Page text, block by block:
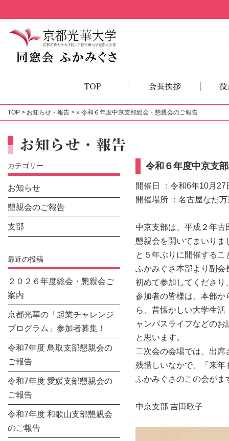
TOP > お知らせ・報告 > » 令和６年度中京支部総会・懇親会のご報告
令和６年度中京支
開催日 ：令和6年10月27
開催場所 ：名古屋なだ
中京支部は、平成２年
懇親会を開いてまいりま
と５年ぶりに開催する
ふかみぐさ本部より副会
初めて参加してくださり
参加者の皆様は、本部か
ら、昔懐かしい大学生
ャンパスライフなどの
と思います。
二次会の会場では、出
残惜しいなかで、「来年
ふかみぐさのこの会がま
中京支部 吉田歌子
カテゴリー
お知らせ
懇親会のご報告
支部
最近の投稿
２０２６年度総会・懇親会ご
案内
京都光華の「起業チャレンジ
プログラム」参加者募集！
令和7年度 鳥取支部懇親会の
ご報告
令和7年度 愛媛支部懇親会の
ご報告
令和7年度 和歌山支部懇親会
のご報告